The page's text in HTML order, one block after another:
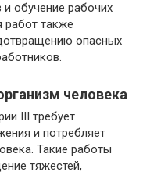
обучение рабочих
работ также
опасных
человека
III требует
и потребляет
Такие работы
тяжестей,